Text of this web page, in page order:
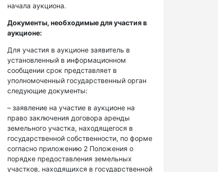
начала аукциона.
Документы, необходимые для участия в
аукционе:
Для участия в аукционе заявитель в
установленный в информационном
сообщении срок представляет в
уполномоченный государственный орган
следующие документы:
– заявление на участие в аукционе на
право заключения договора аренды
земельного участка, находящегося в
государственной собственности, по форме
согласно приложению 2 Положения о
порядке предоставления земельных
участков, находящихся в государственной